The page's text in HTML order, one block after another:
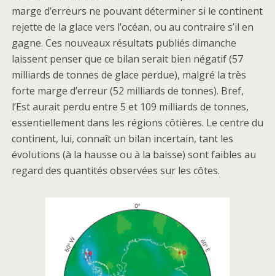
marge d’erreurs ne pouvant déterminer si le continent
rejette de la glace vers l’océan, ou au contraire s’il en
gagne. Ces nouveaux résultats publiés dimanche
laissent penser que ce bilan serait bien négatif (57
milliards de tonnes de glace perdue), malgré la très
forte marge d’erreur (52 milliards de tonnes). Bref,
l’Est aurait perdu entre 5 et 109 milliards de tonnes,
essentiellement dans les régions côtières. Le centre du
continent, lui, connaît un bilan incertain, tant les
évolutions (à la hausse ou à la baisse) sont faibles au
regard des quantités observées sur les côtes.